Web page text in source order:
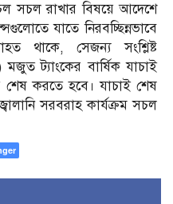
সচল রাখার বিষয়ে আদেশে
যাতে নিরবচ্ছিন্নভাবে
থাকে, সেজন্য সংশ্লিষ্ট
ট্যাংকের বার্ষিক যাচাই
শেষ করতে হবে। যাচাই শেষ
সরবরাহ কার্যক্রম সচল